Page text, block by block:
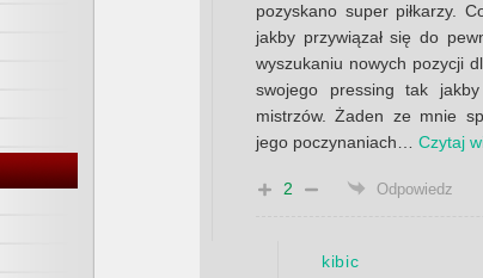
pozyskano super piłkarzy.
jakby przywiązał się do
wyszukaniu nowych pozycji
swojego pressing tak
mistrzów. Żaden ze mnie
jego poczynaniach
Czytaj
2 Odpowiedz
kibic